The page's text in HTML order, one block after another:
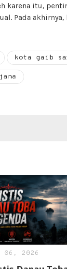
karena itu,
Pada akhirnya,
kota gaib
06, 2026